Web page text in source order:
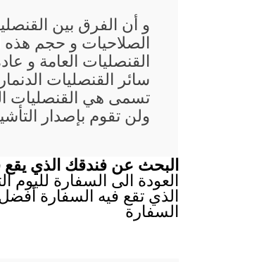
و أن الفرق بين
الصلاحيات و حجم
القنصليات العامة و
سائر القنصليات
تسمى هي القنصليات
ولن تقوم بإصدار
البحث عن فندقك الذي يقع
العودة الى السفارة لليوم
الذي تقع فيه السفارة
السفارة